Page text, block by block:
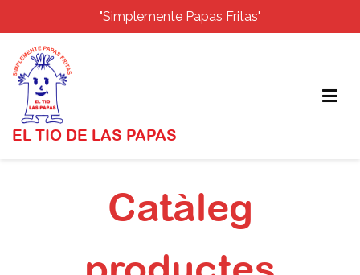
"Simplemente Papas Fritas"
EL TIO DE LAS PAPAS
Catàleg